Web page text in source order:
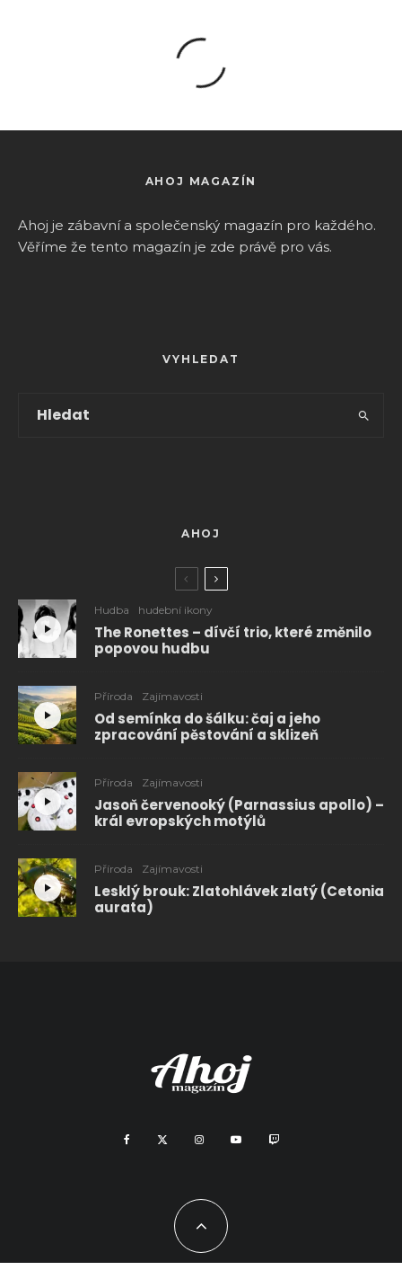
AHOJ MAGAZÍN
Ahoj je zábavní a společenský magazín pro každého.
Věříme že tento magazín je zde právě pro vás.
VYHLEDAT
AHOJ
Hudba hudební ikony
The Ronettes – dívčí trio, které změnilo
popovou hudbu
Příroda Zajímavosti
Od semínka do šálku: čaj a jeho
zpracování pěstování a sklizeň
Příroda Zajímavosti
Jasoň červenooký (Parnassius apollo) –
král evropských motýlů
Příroda Zajímavosti
Lesklý brouk: Zlatohlávek zlatý (Cetonia
aurata)